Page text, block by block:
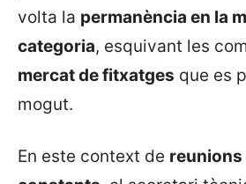
volta la permanència en la
categoria, esquivant les
mercat de fitxatges que es
mogut.
En este context de reunions